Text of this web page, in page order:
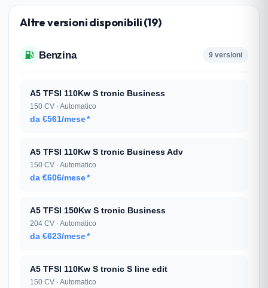
Altre versioni disponibili (19)
Benzina 9 versioni
A5 TFSI 110Kw S tronic Business
150 CV · Automatico
da €561/mese*
A5 TFSI 110Kw S tronic Business Adv
150 CV · Automatico
da €606/mese*
A5 TFSI 150Kw S tronic Business
204 CV · Automatico
da €623/mese*
A5 TFSI 110Kw S tronic S line edit
150 CV · Automatico